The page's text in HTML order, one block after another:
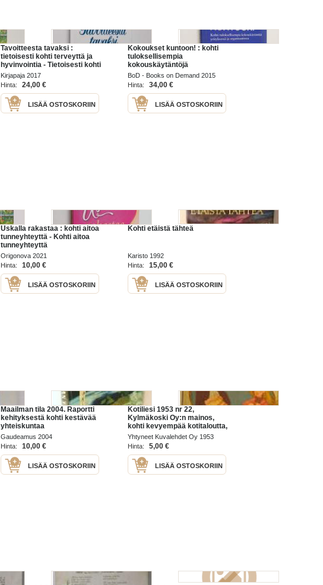
Tavoitteesta tavaksi :
tietoisesti kohti terveyttä ja
hyvinvointia - Tietoisesti kohti
terveyttä ja hyvinvointia
Kirjapaja 2017
Hinta:
24,00 €
LISÄÄ OSTOSKORIIN
Kokoukset kuntoon! : kohti
tuloksellisempia
kokouskäytäntöjä
yrityksessä ja
organisaatiossa - Kohti
tuloksellisempia
kokouskäytäntöjä
yrityksessä ja
organisaatiossa
BoD - Books on Demand 2015
Hinta:
34,00 €
LISÄÄ OSTOSKORIIN
Uskalla rakastaa : kohti aitoa
tunneyhteyttä - Kohti aitoa
tunneyhteyttä
Origonova 2021
Hinta:
10,00 €
LISÄÄ OSTOSKORIIN
Kohti etäistä tähteä
Karisto 1992
Hinta:
15,00 €
LISÄÄ OSTOSKORIIN
Maailman tila 2004. Raportti
kehityksestä kohti kestävää
yhteiskuntaa
Gaudeamus 2004
Hinta:
10,00 €
LISÄÄ OSTOSKORIIN
Kotiliesi 1953 nr 22,
Kylmäkoski Oy:n mainos,
kohti kevyempää kotitaloutta,
puikoilla pukinkontiin
mm.nuken takki, potkuhosut
ja myssy, pannumyssy
Yhtyneet Kuvalehdet Oy 1953
Hinta:
5,00 €
LISÄÄ OSTOSKORIIN